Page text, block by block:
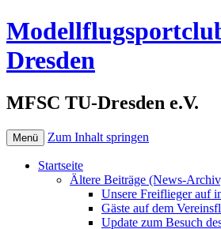
Dresden
MFSC TU-Dresden e.V.
Menü Zum Inhalt springen
Startseite
Ältere Beiträge (News-
Unsere Freiflieger auf
Gäste auf dem
Update zum Besuch